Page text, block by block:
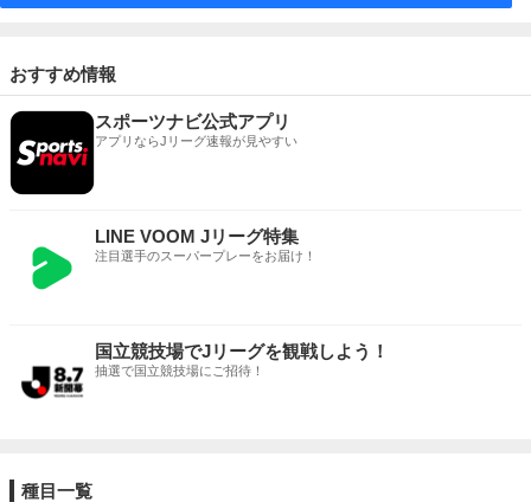
おすすめ情報
スポーツナビ公式アプリ
アプリならJリーグ速報が見やすい
LINE VOOM Jリーグ特集
注目選手のスーパープレーをお届け！
国立競技場でJリーグを観戦しよう！
抽選で国立競技場にご招待！
種目一覧